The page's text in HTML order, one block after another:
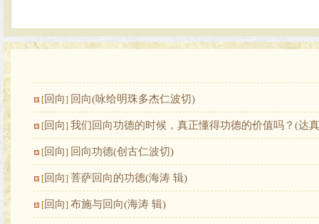
[回向] 回向(咏给明珠多杰仁波切)
[回向] 我们回向功德的时候，真正懂得功德的价值吗？(达
[回向] 回向功德(创古仁波切)
[回向] 菩萨回向的功德(海涛 辑)
[回向] 布施与回向(海涛 辑)